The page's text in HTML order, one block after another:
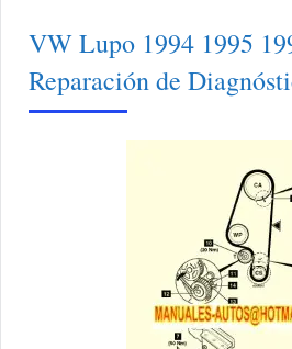
VW Lupo 1994 1995
Reparación de